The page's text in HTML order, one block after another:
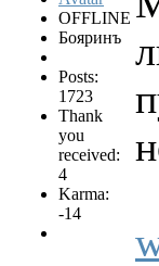
OFFLINE
Бояринъ
Posts:
1723
Thank
you
received:
4
Karma:
-14